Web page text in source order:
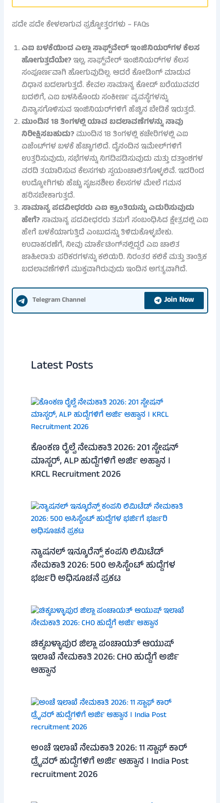
ಪದೇ ಪದೇ ಕೇಳಲಾಗುವ ಪ್ರಶ್ನೋತ್ತರಗಳು – FAQs
ಎಐ ಬಳಕೆಯಿಂದ ಎಲ್ಲಾ ಸಾಫ್ಟ್‌ವೇರ್ ಇಂಜಿನಿಯರ್‌ಗಳ ಕೆಲಸ
ಹೋಗುತ್ತದೆಯೇ?ಇಲ್ಲ, ಸಾಫ್ಟ್‌ವೇರ್ ಇಂಜಿನಿಯರ್‌ಗಳ ಕೆಲಸ
ಸಂಪೂರ್ಣವಾಗಿ ಹೋಗುವುದಿಲ್ಲ. ಆದರೆ ಕೋಡಿಂಗ್ ಮಾಡುವ
ವಿಧಾನ ಬದಲಾಗುತ್ತದೆ. ಕೇವಲ ಸಾಮಾನ್ಯ ಕೋಡ್ ಬರೆಯುವವರ
ಬದಲಿಗೆ, ಎಐ ಬಳಸಿಕೊಂಡು ಸಂಕೀರ್ಣ ವ್ಯವಸ್ಥೆಗಳನ್ನು
ವಿನ್ಯಾಸಗೊಳಿಸುವ ಇಂಜಿನಿಯರ್‌ಗಳಿಗೆ ಹೆಚ್ಚಿನ ಬೇಡಿಕೆ ಇರುತ್ತದೆ.
ಮುಂದಿನ 18 ತಿಂಗಳಲ್ಲಿ ಯಾವ ಬದಲಾವಣೆಗಳನ್ನು ನಾವು
ನಿರೀಕ್ಷಿಸಬಹುದು?ಮುಂದಿನ 18 ತಿಂಗಳಲ್ಲಿ ಕಚೇರಿಗಳಲ್ಲಿ ಎಐ
ಏಜೆಂಟ್‌ಗಳ ಬಳಕೆ ಹೆಚ್ಚಾಗಲಿದೆ. ದೈನಂದಿನ ಇಮೇಲ್‌ಗಳಿಗೆ
ಉತ್ತರಿಸುವುದು, ಸಭೆಗಳನ್ನು ನಿಗದಿಪಡಿಸುವುದು ಮತ್ತು ದತ್ತಾಂಶಗಳ
ವರದಿ ತಯಾರಿಸುವ ಕೆಲಸಗಳು ಸ್ವಯಂಚಾಲಿತಗೊಳ್ಳಲಿವೆ. ಇದರಿಂದ
ಉದ್ಯೋಗಿಗಳು ಹೆಚ್ಚು ಸೃಜನಶೀಲ ಕೆಲಸಗಳ ಮೇಲೆ ಗಮನ
ಹರಿಸಬೇಕಾಗುತ್ತದೆ.
ಸಾಮಾನ್ಯ ಪದವೀಧರರು ಎಐ ಕ್ರಾಂತಿಯನ್ನು ಎದುರಿಸುವುದು
ಹೇಗೆ?ಸಾಮಾನ್ಯ ಪದವೀಧರರು ತಮಗೆ ಸಂಬಂಧಿಸಿದ ಕ್ಷೇತ್ರದಲ್ಲಿ ಎಐ
ಹೇಗೆ ಬಳಕೆಯಾಗುತ್ತಿದೆ ಎಂಬುದನ್ನು ತಿಳಿದುಕೊಳ್ಳಬೇಕು.
ಉದಾಹರಣೆಗೆ, ನೀವು ಮಾರ್ಕೆಟಿಂಗ್‌ನಲ್ಲಿದ್ದರೆ ಎಐ ಚಾಲಿತ
ಜಾಹೀರಾತು ಪರಿಕರಗಳನ್ನು ಕಲಿಯಿರಿ. ನಿರಂತರ ಕಲಿಕೆ ಮತ್ತು ತಾಂತ್ರಿಕ
ಬದಲಾವಣೆಗಳಿಗೆ ಮುಕ್ತವಾಗಿರುವುದು ಇಂದಿನ ಅಗತ್ಯವಾಗಿದೆ.
Telegram Channel Join Now
Latest Posts
ಕೊಂಕಣ ರೈಲ್ವೆ ನೇಮಕಾತಿ 2026: 201 ಸ್ಟೇಷನ್
ಮಾಸ್ಟರ್, ALP ಹುದ್ದೆಗಳಿಗೆ ಅರ್ಜಿ ಅಹ್ವಾನ ।
KRCL Recruitment 2026
ನ್ಯಾಷನಲ್ ಇನ್ಶೂರೆನ್ಸ್ ಕಂಪನಿ ಲಿಮಿಟೆಡ್
ನೇಮಕಾತಿ 2026: 500 ಅಸಿಸ್ಟೆಂಟ್ ಹುದ್ದೆಗಳ
ಭರ್ಜರಿ ಅಧಿಸೂಚನೆ ಪ್ರಕಟ
ಚಿಕ್ಕಬಳ್ಳಾಪುರ ಜಿಲ್ಲಾ ಪಂಚಾಯತ್ ಆಯುಷ್
ಇಲಾಖೆ ನೇಮಕಾತಿ 2026: CHO ಹುದ್ದೆಗೆ ಅರ್ಜಿ
ಆಹ್ವಾನ
ಅಂಚೆ ಇಲಾಖೆ ನೇಮಕಾತಿ 2026: 11 ಸ್ಟಾಫ್ ಕಾರ್
ಡ್ರೈವರ್ ಹುದ್ದೆಗಳಿಗೆ ಅರ್ಜಿ ಆಹ್ವಾನ । India Post
recruitment 2026